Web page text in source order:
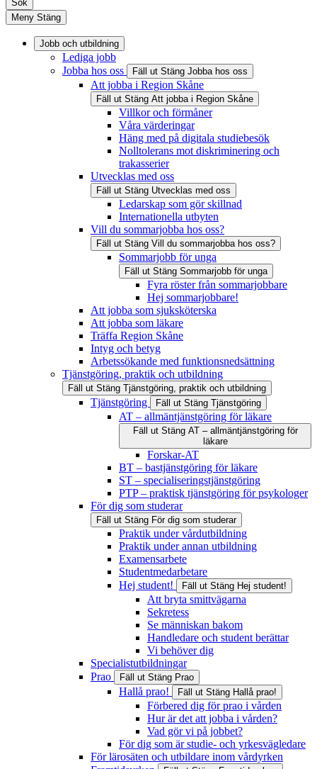
Sök
Meny Stäng
Jobb och utbildning
Lediga jobb
Jobba hos oss
Fäll ut Stäng Jobba hos oss
Att jobba i Region Skåne
Fäll ut Stäng Att jobba i Region Skåne
Villkor och förmåner
Våra värderingar
Häng med på digitala studiebesök
Nolltolerans mot diskriminering och
trakasserier
Utvecklas med oss
Fäll ut Stäng Utvecklas med oss
Ledarskap som gör skillnad
Internationella utbyten
Vill du sommarjobba hos oss?
Fäll ut Stäng Vill du sommarjobba hos oss?
Sommarjobb för unga
Fäll ut Stäng Sommarjobb för unga
Fyra röster från sommarjobbare
Hej sommarjobbare!
Att jobba som sjuksköterska
Att jobba som läkare
Träffa Region Skåne
Intyg och betyg
Arbetssökande med funktionsnedsättning
Tjänstgöring, praktik och utbildning
Fäll ut Stäng Tjänstgöring, praktik och utbildning
Tjänstgöring Fäll ut Stäng Tjänstgöring
AT – allmäntjänstgöring för läkare
Fäll ut Stäng AT – allmäntjänstgöring för
läkare
Forskar-AT
BT – bastjänstgöring för läkare
ST – specialiseringstjänstgöring
PTP – praktisk tjänstgöring för psykologer
För dig som studerar
Fäll ut Stäng För dig som studerar
Praktik under vårdutbildning
Praktik under annan utbildning
Examensarbete
Studentmedarbetare
Hej student!
Fäll ut Stäng Hej student!
Att bryta smittvägarna
Sekretess
Se människan bakom
Handledare och student berättar
Vi behöver dig
Specialistutbildningar
Prao
Fäll ut Stäng Prao
Hallå prao! Fäll ut Stäng Hallå prao!
Förbered dig för prao i vården
Hur är det att jobba i vården?
Vad gör vi på jobbet?
För dig som är studie- och yrkesvägledare
För lärosäten och utbildare inom vårdyrken